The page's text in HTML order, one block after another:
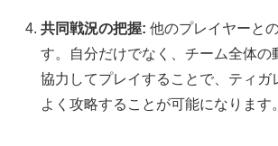
共同戦況の把握: 他のプレイヤーと
す。自分だけでなく、チーム全体の
協力してプレイすることで、ティガ
よく攻略することが可能になります。